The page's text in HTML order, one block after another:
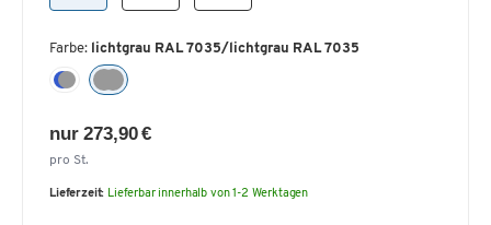
Farbe: lichtgrau RAL 7035/lichtgrau RAL 7035
nur 273,90 €
pro St.
Lieferzeit: Lieferbar innerhalb von 1-2 Werktagen